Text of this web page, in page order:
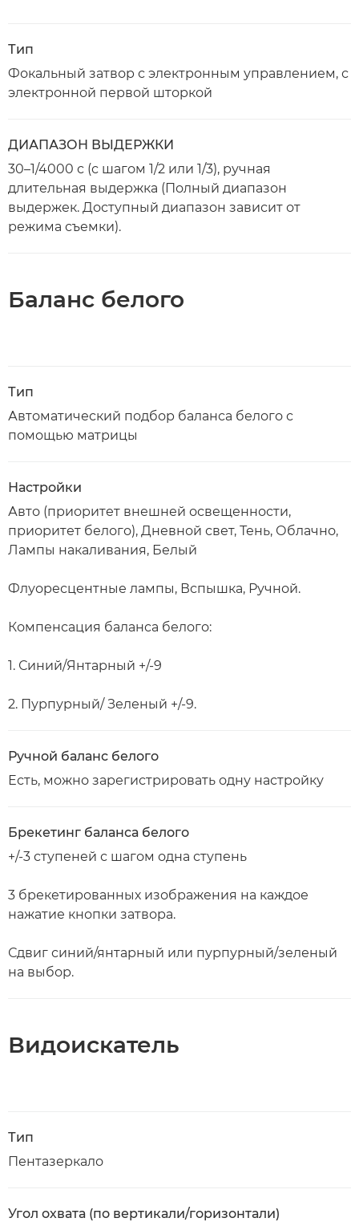
Тип
Фокальный затвор с электронным управлением, с
электронной первой шторкой
ДИАПАЗОН ВЫДЕРЖКИ
30–1/4000 с (с шагом 1/2 или 1/3), ручная
длительная выдержка (Полный диапазон
выдержек. Доступный диапазон зависит от
режима съемки).
Баланс белого
Тип
Автоматический подбор баланса белого с
помощью матрицы
Настройки
Авто (приоритет внешней освещенности,
приоритет белого), Дневной свет, Тень, Облачно,
Лампы накаливания, Белый
Флуоресцентные лампы, Вспышка, Ручной.
Компенсация баланса белого:
1. Синий/Янтарный +/-9
2. Пурпурный/ Зеленый +/-9.
Ручной баланс белого
Есть, можно зарегистрировать одну настройку
Брекетинг баланса белого
+/-3 ступеней с шагом одна ступень
3 брекетированных изображения на каждое
нажатие кнопки затвора.
Сдвиг синий/янтарный или пурпурный/зеленый
на выбор.
Видоискатель
Тип
Пентазеркало
Угол охвата (по вертикали/горизонтали)